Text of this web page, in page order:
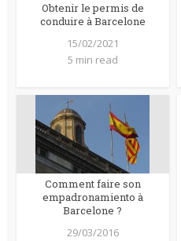
Obtenir le permis de
conduire à Barcelone
15/02/2021
5 min read
Comment faire son
empadronamiento à
Barcelone ?
29/03/2016